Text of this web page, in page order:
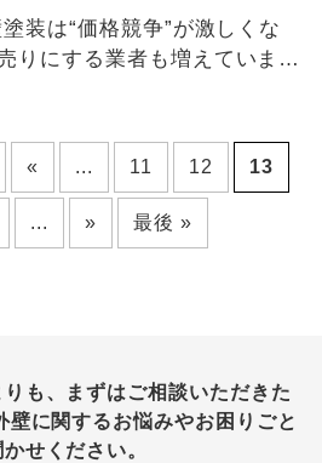
りにする業者も増えていま
« ... 11 12 13
... » 最後 »
も、まずはご相談いただきた
壁に関するお悩みやお困りごと
せください。